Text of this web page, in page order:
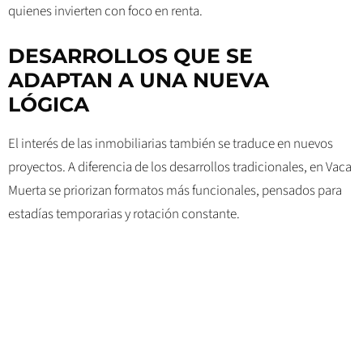
quienes invierten con foco en renta.
DESARROLLOS QUE SE
ADAPTAN A UNA NUEVA
LÓGICA
El interés de las inmobiliarias también se traduce en nuevos
proyectos. A diferencia de los desarrollos tradicionales, en Vaca
Muerta se priorizan formatos más funcionales, pensados para
estadías temporarias y rotación constante.